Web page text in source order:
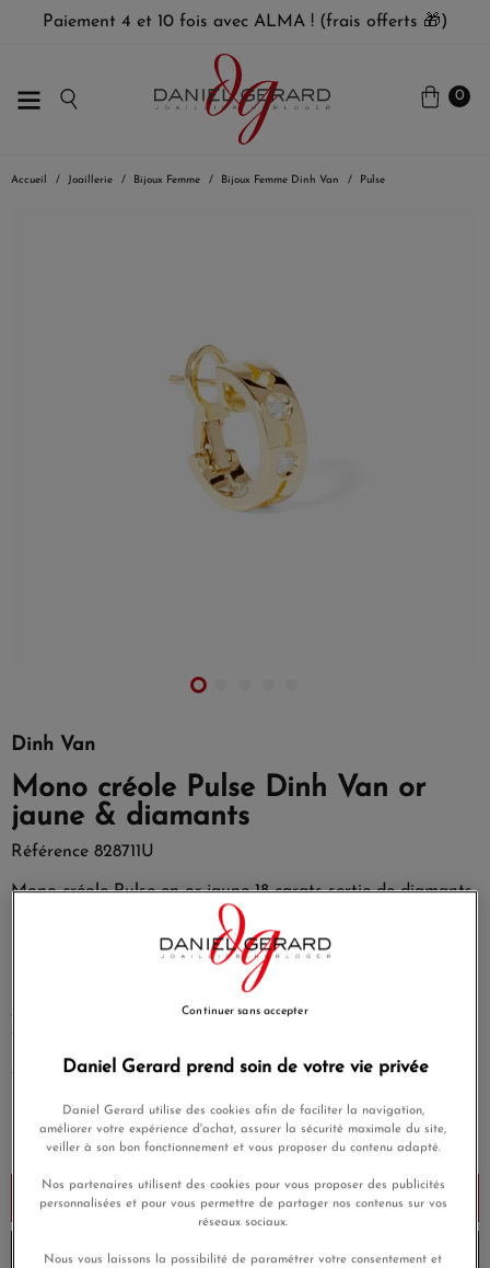
Paiement 4 et 10 fois avec ALMA ! (frais offerts 🎁)
0
Accueil Joaillerie Bijoux Femme Bijoux Femme Dinh Van Pulse
Dinh Van
Mono créole Pulse Dinh Van or
jaune & diamants
Référence 828711U
Mono créole Pulse en or jaune 18 carats sertie de diamants.
Lancée en 2017, la collection Pulse s’enrichit de nouveautés
ultra désirables, parfaites pour tous les jours.
Cette mono créole peut se porter de deux manières, en clip
ou en boucle d’oreille grâce à un fermoir ingénieux et
versatile.
EN SAVOIR PLUS
1 750,00 €
Payez seulement 175 € aujourd'hui
Ajouter au panier
Envoi sous 6 à 8 jours
Daniel Gerard prend soin de votre vie privée
Daniel Gerard utilise des cookies afin de faciliter la navigation,
améliorer votre expérience d'achat, assurer la sécurité maximale du site,
veiller à son bon fonctionnement et vous proposer du contenu adapté.
Nos partenaires utilisent des cookies pour vous proposer des publicités
personnalisées et pour vous permettre de partager nos contenus sur vos
réseaux sociaux.
Nous vous laissons la possibilité de paramétrer votre consentement et
Continuer sans accepter